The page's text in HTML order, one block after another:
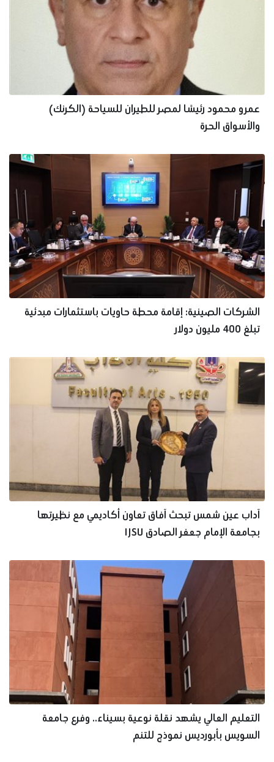
عمرو محمود رئيسًا لمصر للطيران للسياحة (الكرنك)
والأسواق الحرة
الشركات الصينية: إقامة محطة حاويات باستثمارات مبدئية
تبلغ 400 مليون دولار
آداب عين شمس تبحث آفاق تعاون أكاديمي مع نظيرتها
بجامعة الإمام جعفر الصادق IJSU
التعليم العالي يشهد نقلة نوعية بسيناء.. وفرع جامعة
السويس بأبورديس نموذج للتنم